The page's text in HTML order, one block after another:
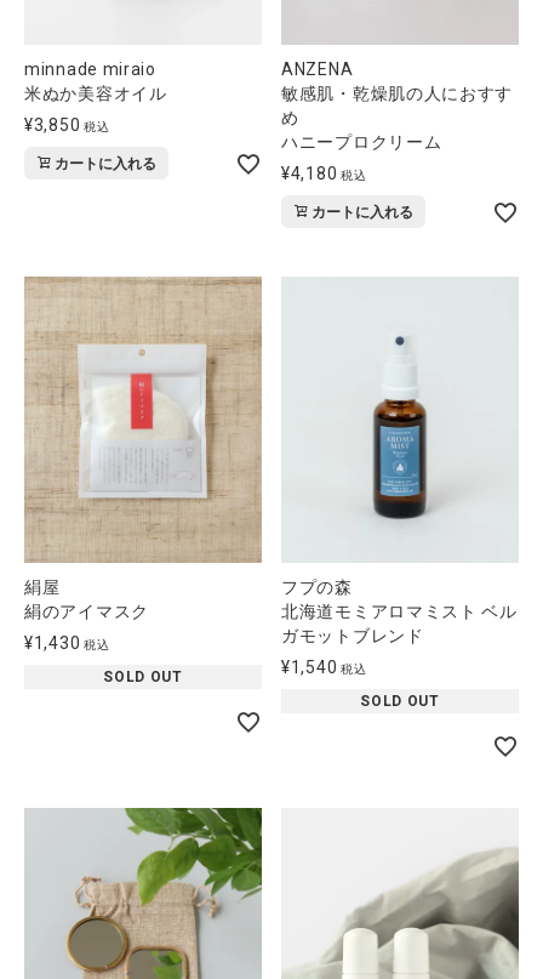
minnade miraio
米ぬか美容オイル
¥3,850 税込
カートに入れる
ANZENA
敏感肌・乾燥肌の人におすす
め
ハニープロクリーム
¥4,180 税込
カートに入れる
絹屋
絹のアイマスク
¥1,430 税込
SOLD OUT
フプの森
北海道モミアロマミスト ベル
ガモットブレンド
¥1,540 税込
SOLD OUT